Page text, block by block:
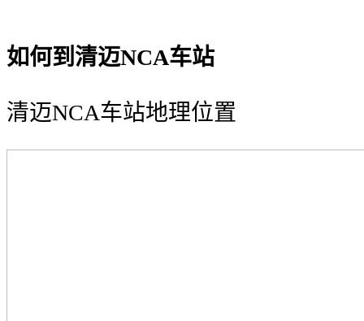
如何到清迈NCA车站
清迈NCA车站地理位置